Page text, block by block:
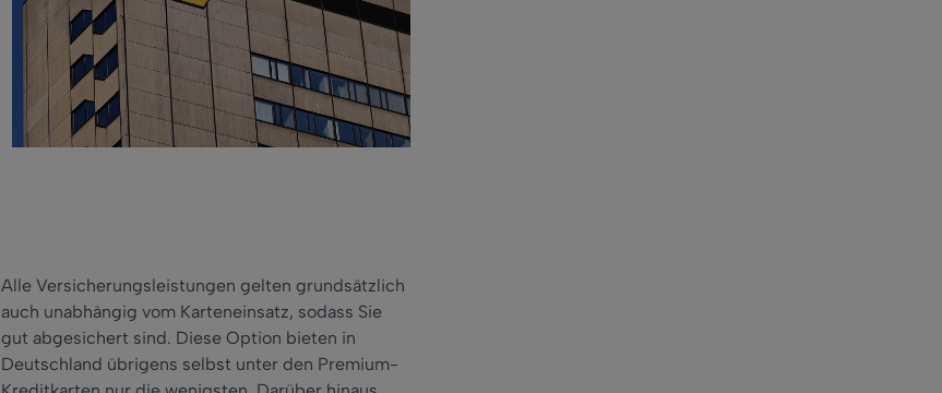
Alle Versicherungsleistungen gelten grundsätzlich
auch unabhängig vom Karteneinsatz, sodass Sie
gut abgesichert sind. Diese Option bieten in
Deutschland übrigens selbst unter den Premium-